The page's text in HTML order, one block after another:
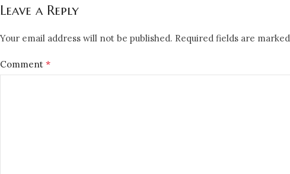
Leave a Reply
Your email address will not be published. Required fields are marked
Comment *